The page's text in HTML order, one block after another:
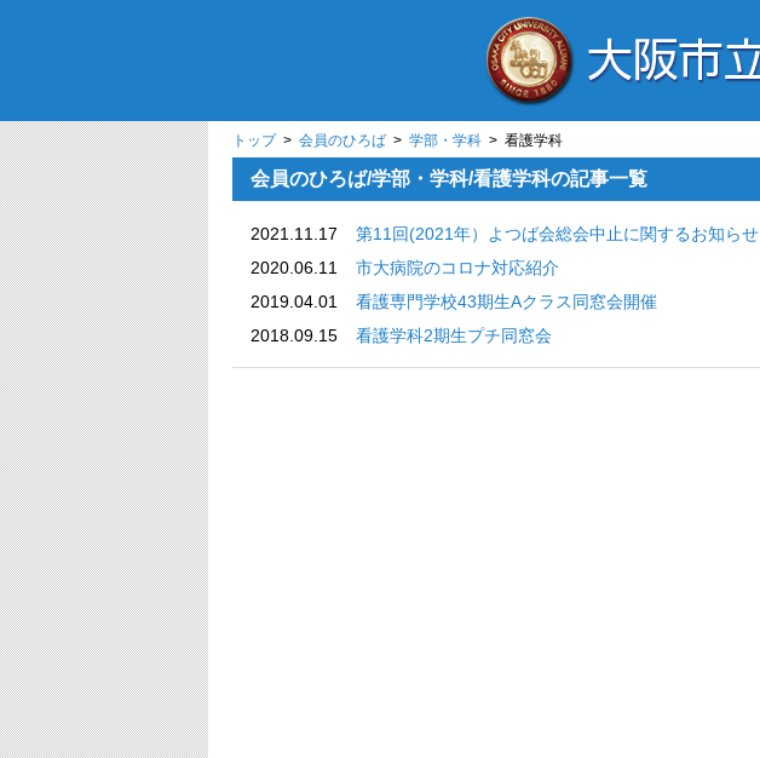
トップ> 会員のひろば > 学部・学科 > 看護学科
会員のひろば/学部・学科/看護学科の記事一覧
2021.11.17
第11回(2021年）よつば会総会中止に関するお知らせ
2020.06.11
市大病院のコロナ対応紹介
2019.04.01
看護専門学校43期生Aクラス同窓会開催
2018.09.15
看護学科2期生プチ同窓会